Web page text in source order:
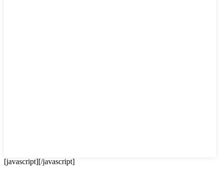
[javascript][/javascript]